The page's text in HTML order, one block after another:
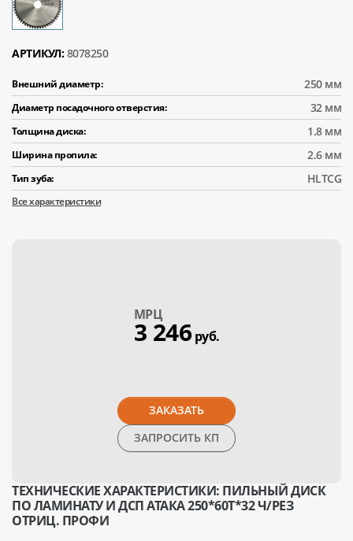
АРТИКУЛ: 8078250
Внешний диаметр: 250 мм
Диаметр посадочного отверстия: 32 мм
Толщина диска: 1.8 мм
Ширина пропила: 2.6 мм
Тип зуба: HLTCG
Все характеристики
МPЦ
3 246руб.
ЗАКАЗАТЬ
ЗАПРОСИТЬ КП
ТЕХНИЧЕСКИЕ ХАРАКТЕРИСТИКИ: ПИЛЬНЫЙ ДИСК
ПО ЛАМИНАТУ И ДСП АТАКА 250*60T*32 Ч/РЕЗ
ОТРИЦ. ПРОФИ